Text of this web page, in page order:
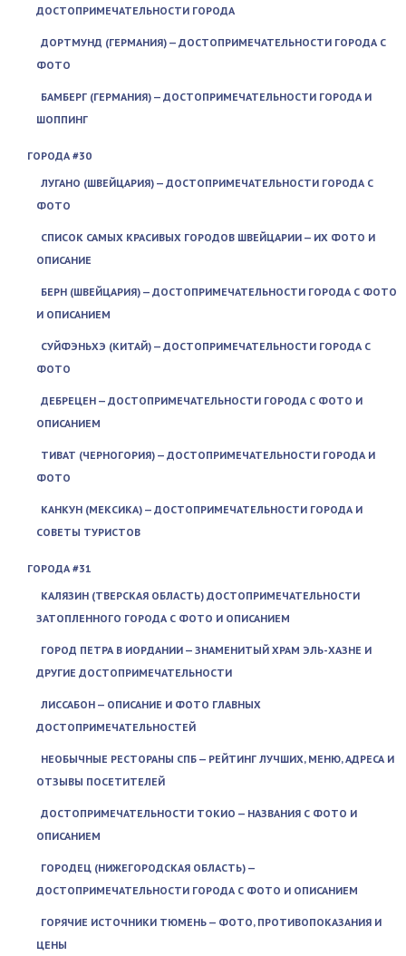
ДОСТОПРИМЕЧАТЕЛЬНОСТИ ГОРОДА
ДОРТМУНД (ГЕРМАНИЯ) — ДОСТОПРИМЕЧАТЕЛЬНОСТИ ГОРОДА С
ФОТО
БАМБЕРГ (ГЕРМАНИЯ) — ДОСТОПРИМЕЧАТЕЛЬНОСТИ ГОРОДА И
ШОППИНГ
ГОРОДА #30
ЛУГАНО (ШВЕЙЦАРИЯ) — ДОСТОПРИМЕЧАТЕЛЬНОСТИ ГОРОДА С
ФОТО
СПИСОК САМЫХ КРАСИВЫХ ГОРОДОВ ШВЕЙЦАРИИ — ИХ ФОТО И
ОПИСАНИЕ
БЕРН (ШВЕЙЦАРИЯ) — ДОСТОПРИМЕЧАТЕЛЬНОСТИ ГОРОДА С ФОТО
И ОПИСАНИЕМ
СУЙФЭНЬХЭ (КИТАЙ) — ДОСТОПРИМЕЧАТЕЛЬНОСТИ ГОРОДА С
ФОТО
ДЕБРЕЦЕН — ДОСТОПРИМЕЧАТЕЛЬНОСТИ ГОРОДА С ФОТО И
ОПИСАНИЕМ
ТИВАТ (ЧЕРНОГОРИЯ) — ДОСТОПРИМЕЧАТЕЛЬНОСТИ ГОРОДА И
ФОТО
КАНКУН (МЕКСИКА) — ДОСТОПРИМЕЧАТЕЛЬНОСТИ ГОРОДА И
СОВЕТЫ ТУРИСТОВ
ГОРОДА #31
КАЛЯЗИН (ТВЕРСКАЯ ОБЛАСТЬ) ДОСТОПРИМЕЧАТЕЛЬНОСТИ
ЗАТОПЛЕННОГО ГОРОДА С ФОТО И ОПИСАНИЕМ
ГОРОД ПЕТРА В ИОРДАНИИ — ЗНАМЕНИТЫЙ ХРАМ ЭЛЬ-ХАЗНЕ И
ДРУГИЕ ДОСТОПРИМЕЧАТЕЛЬНОСТИ
ЛИССАБОН — ОПИСАНИЕ И ФОТО ГЛАВНЫХ
ДОСТОПРИМЕЧАТЕЛЬНОСТЕЙ
НЕОБЫЧНЫЕ РЕСТОРАНЫ СПБ — РЕЙТИНГ ЛУЧШИХ, МЕНЮ, АДРЕСА И
ОТЗЫВЫ ПОСЕТИТЕЛЕЙ
ДОСТОПРИМЕЧАТЕЛЬНОСТИ ТОКИО — НАЗВАНИЯ С ФОТО И
ОПИСАНИЕМ
ГОРОДЕЦ (НИЖЕГОРОДСКАЯ ОБЛАСТЬ) —
ДОСТОПРИМЕЧАТЕЛЬНОСТИ ГОРОДА С ФОТО И ОПИСАНИЕМ
ГОРЯЧИЕ ИСТОЧНИКИ ТЮМЕНЬ — ФОТО, ПРОТИВОПОКАЗАНИЯ И
ЦЕНЫ